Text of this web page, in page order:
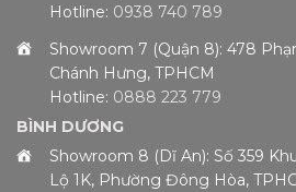
Hotline: 0938 740 789
Showroom 7 (Quận 8): 478
Chánh Hưng, TPHCM
Hotline: 0888 223 779
BÌNH DƯƠNG
Showroom 8 (Dĩ An): Số 359
Lộ 1K, Phường Đông Hòa,